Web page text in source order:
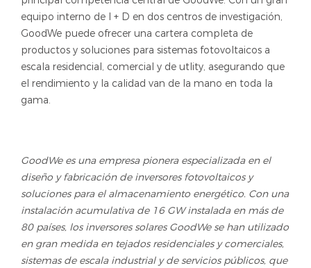
equipo interno de I + D en dos centros de investigación,
GoodWe puede ofrecer una cartera completa de
productos y soluciones para sistemas fotovoltaicos a
escala residencial, comercial y de utlity, asegurando que
el rendimiento y la calidad van de la mano en toda la
gama.
GoodWe es una empresa pionera especializada en el
diseño y fabricación de inversores fotovoltaicos y
soluciones para el almacenamiento energético. Con una
instalación acumulativa de 16 GW instalada en más de
80 países, los inversores solares GoodWe se han utilizado
en gran medida en tejados residenciales y comerciales,
sistemas de escala industrial y de servicios públicos, que